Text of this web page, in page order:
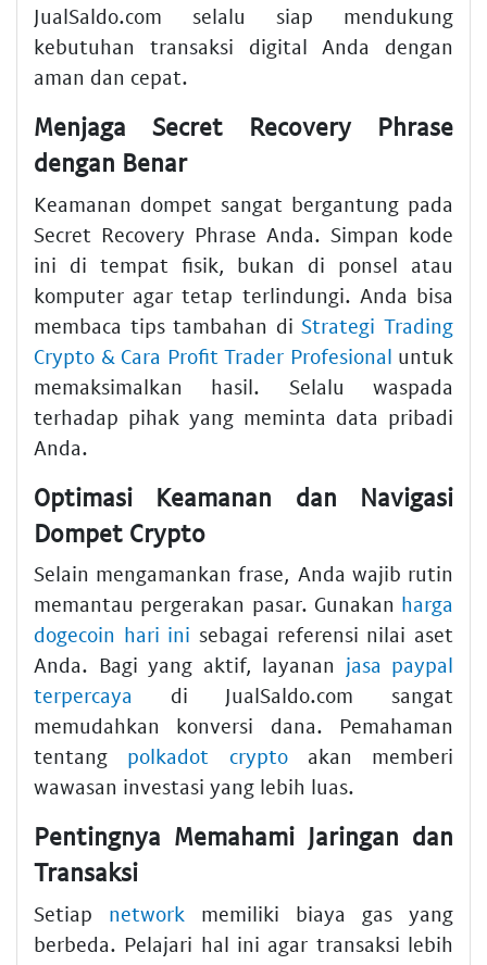
JualSaldo.com selalu siap mendukung
kebutuhan transaksi digital Anda dengan
aman dan cepat.
Menjaga Secret Recovery Phrase
dengan Benar
Keamanan dompet sangat bergantung pada
Secret Recovery Phrase Anda. Simpan kode
ini di tempat fisik, bukan di ponsel atau
komputer agar tetap terlindungi. Anda bisa
membaca tips tambahan diStrategi Trading
Crypto & Cara Profit Trader Profesional untuk
memaksimalkan hasil. Selalu waspada
terhadap pihak yang meminta data pribadi
Anda.
Optimasi Keamanan dan Navigasi
Dompet Crypto
Selain mengamankan frase, Anda wajib rutin
memantau pergerakan pasar. Gunakan harga
dogecoin hari ini sebagai referensi nilai aset
Anda. Bagi yang aktif, layanan jasa paypal
terpercaya di JualSaldo.com sangat
memudahkan konversi dana. Pemahaman
tentang polkadot cryptoakan memberi
wawasan investasi yang lebih luas.
Pentingnya Memahami Jaringan dan
Transaksi
Setiap network memiliki biaya gas yang
berbeda. Pelajari hal ini agar transaksi lebih